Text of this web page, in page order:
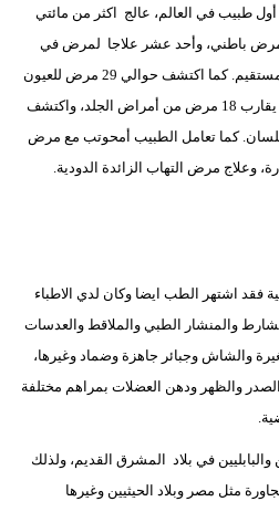
طبيب في العالم، عالج اكثر من مائتي
باطني، وأحد عشر علاجا لمرض في
المثانة، وعشرة علاجات لمرض المستقيم. كما اكتشف حوالي 29 مرض للعيون
ووضع علاج لهم، واكتشف علاج لما يقارب 18 مرض من أمراض الجلد، واكتشف
كما تعامل الطبيب أمحوتب مع مرض
وعلاج مرض التهاب الزائدة الدودية.
فقد اشتهر الطب ايضا وكان لدي الاطباء
والمنشار الطبي والملاقط والعدسات
والشاش وجبائر جاهزة وضماد وغيرها،
والظهر ودهن العضلات بمراهم مختلفة
في بلاد المشرق القديم، ولذلك
مثل مصر وبلاد الحيثيين وغيرها